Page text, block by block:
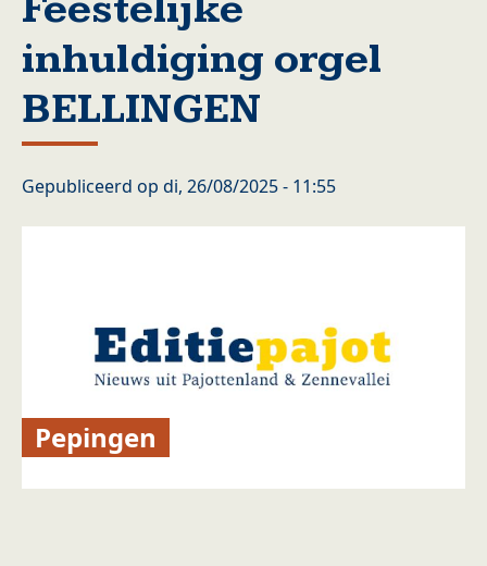
inhuldiging orgel
BELLINGEN
Gepubliceerd op di, 26/08/2025 - 11:55
Pepingen